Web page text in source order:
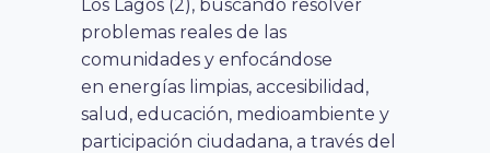
Los Lagos (2), buscando resolver
problemas reales de las
comunidades y enfocándose
en energías limpias, accesibilidad,
salud, educación, medioambiente y
participación ciudadana, a través del